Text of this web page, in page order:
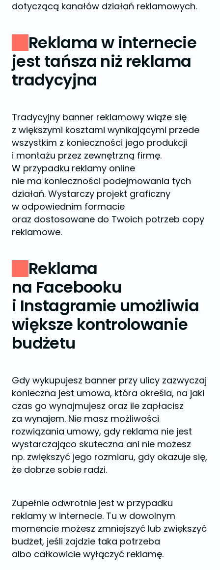
dotyczącą kanałów działań reklamowych.
Reklama w internecie
jest tańsza niż reklama
tradycyjna
Tradycyjny banner reklamowy wiąże się
z większymi kosztami wynikającymi przede
wszystkim z konieczności jego produkcji
i montażu przez zewnętrzną firmę.
W przypadku reklamy online
nie ma konieczności podejmowania tych
działań. Wystarczy projekt graficzny
w odpowiednim formacie
oraz dostosowane do Twoich potrzeb copy
reklamowe.
Reklama
na Facebooku
i Instagramie umożliwia
większe kontrolowanie
budżetu
Gdy wykupujesz banner przy ulicy zazwyczaj
konieczna jest umowa, która określa, na jaki
czas go wynajmujesz oraz ile zapłacisz
za wynajem. Nie masz możliwości
rozwiązania umowy, gdy reklama nie jest
wystarczająco skuteczna ani nie możesz
np. zwiększyć jego rozmiaru, gdy okazuje się,
że dobrze sobie radzi.
Zupełnie odwrotnie jest w przypadku
reklamy w internecie. Tu w dowolnym
momencie możesz zmniejszyć lub zwiększyć
budżet, jeśli zajdzie taka potrzeba
albo całkowicie wyłączyć reklamę.